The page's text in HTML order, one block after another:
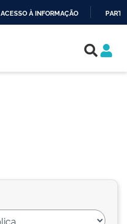
ACESSO À INFORMAÇÃO